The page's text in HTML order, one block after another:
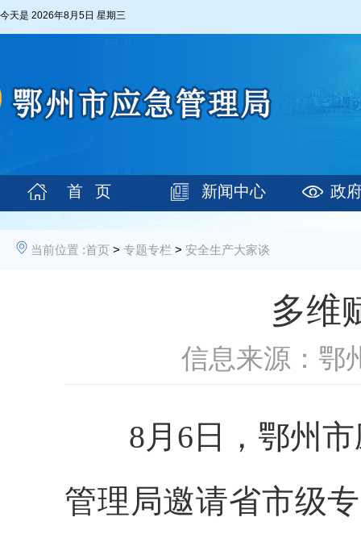
今天是 2026年8月5日 星期三
首 页 新闻中心 政
当前位置 :首页 > 专题专栏 > 安全生产大家谈
多维
信息来源：鄂
8月6日，鄂州市
管理局邀请省市级